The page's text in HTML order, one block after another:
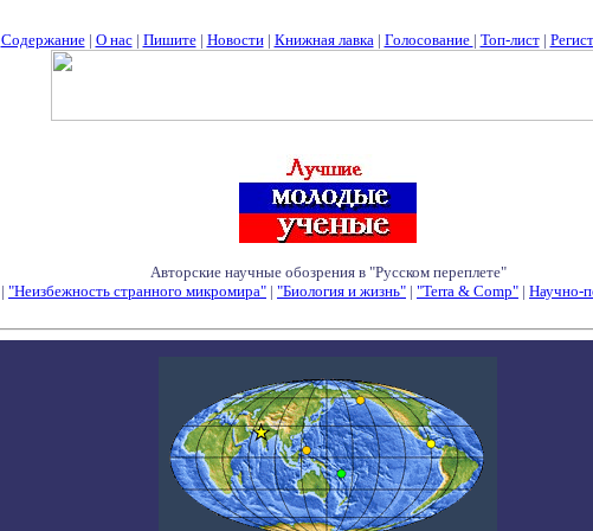
Содержание| О нас| Пишите| Новости| Книжная лавка| Голосование | Топ-лист|
Авторские научные обозрения в "Русском переплете"
| "Неизбежность странного микромира" | "Биология и жизнь" | "Terra & Comp" | Научно-